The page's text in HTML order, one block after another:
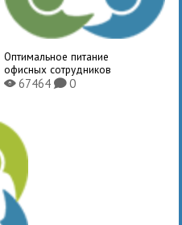
Оптимальное питание
офисных сотрудников
X67464 K0